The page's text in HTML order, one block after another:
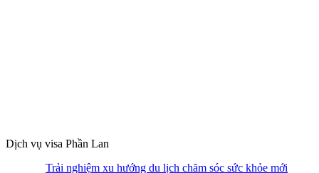
Dịch vụ visa Phần Lan
Trải nghiệm xu hướng du lịch chăm sóc sức khỏe mới